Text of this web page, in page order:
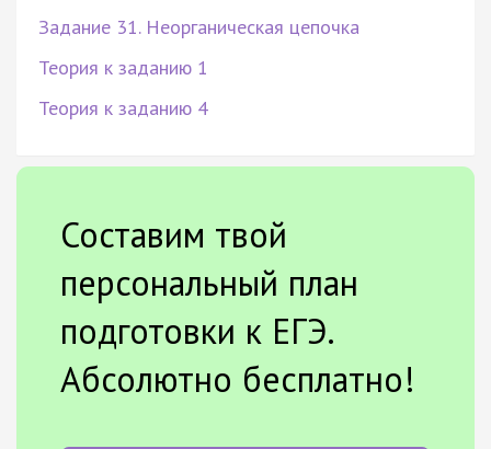
Задание 31. Неорганическая цепочка
Теория к заданию 1
Теория к заданию 4
Составим твой
персональный план
подготовки к ЕГЭ.
Абсолютно бесплатно!